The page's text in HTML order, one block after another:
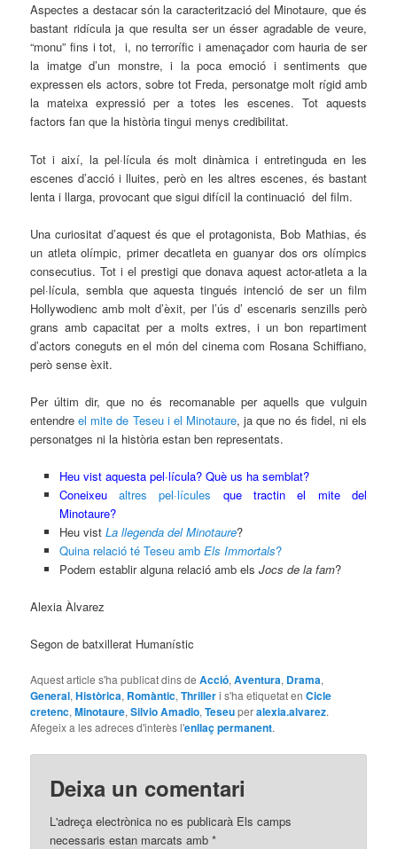
Aspectes a destacar són la caracterització del Minotaure, que és
bastant ridícula ja que resulta ser un ésser agradable de veure,
“monu” fins i tot, i, no terrorífic i amenaçador com hauria de ser
la imatge d’un monstre, i la poca emoció i sentiments que
expressen els actors, sobre tot Freda, personatge molt rígid amb
la mateixa expressió per a totes les escenes. Tot aquests
factors fan que la història tingui menys credibilitat.
Tot i així, la pel·lícula és molt dinàmica i entretinguda en les
escenes d’acció i lluites, però en les altres escenes, és bastant
lenta i llarga, provocant que sigui difícil la continuació del film.
Una curiositat d’aquest és que el protagonista, Bob Mathias, és
un atleta olímpic, primer decatleta en guanyar dos ors olímpics
consecutius. Tot i el prestigi que donava aquest actor-atleta a la
pel·lícula, sembla que aquesta tingués intenció de ser un film
Hollywodienc amb molt d’èxit, per l’ús d’ escenaris senzills però
grans amb capacitat per a molts extres, i un bon repartiment
d’actors coneguts en el món del cinema com Rosana Schiffiano,
però sense èxit.
Per últim dir, que no és recomanable per aquells que vulguin
entendre el mite de Teseu i el Minotaure, ja que no és fidel, ni els
personatges ni la història estan ben representats.
Heu vist aquesta pel·lícula? Què us ha semblat?
Coneixeu altres pel·lícules que tractin el mite del
Minotaure?
Heu vist La llegenda del Minotaure?
Quina relació té Teseu ambEls Immortals?
Podem establir alguna relació amb els Jocs de la fam?
Alexia Àlvarez
Segon de batxillerat Humanístic
Aquest article s'ha publicat dins deAcció,Aventura, Drama,
General,Històrica, Romàntic,Thrilleri s'ha etiquetat enCicle
cretenc,Minotaure,Silvio Amadio,Teseuperalexia.alvarez.
Afegeix a les adreces d'interès l'enllaç permanent.
Deixa un comentari
L'adreça electrònica no es publicarà Els camps
necessaris estan marcats amb*